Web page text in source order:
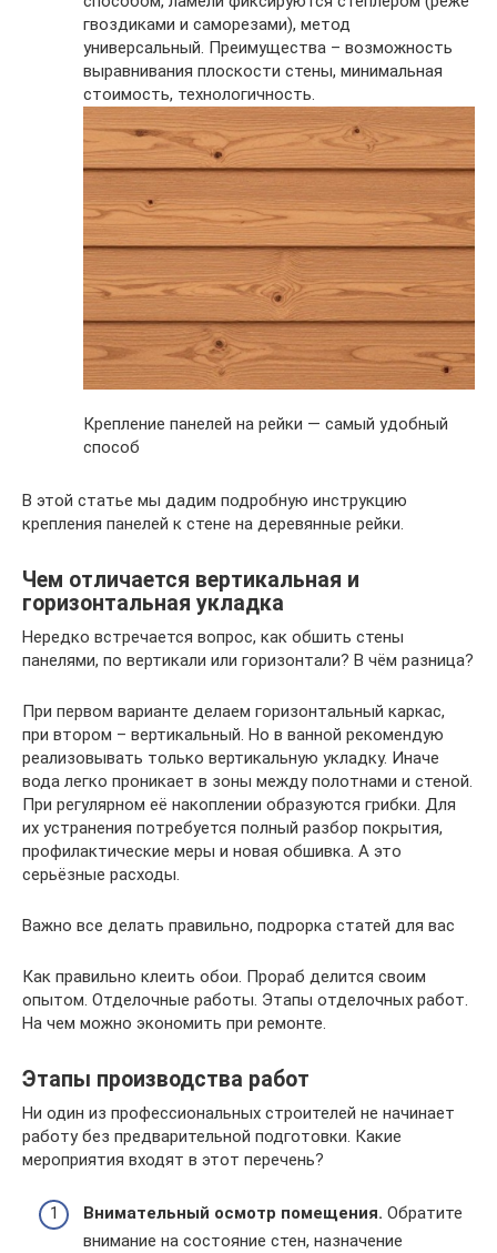
гвоздиками и саморезами), метод
универсальный. Преимущества – возможность
выравнивания плоскости стены, минимальная
стоимость, технологичность.
Крепление панелей на рейки — самый удобный
способ
В этой статье мы дадим подробную инструкцию
крепления панелей к стене на деревянные рейки.
Чем отличается вертикальная и
горизонтальная укладка
Нередко встречается вопрос, как обшить стены
панелями, по вертикали или горизонтали? В чём разница?
При первом варианте делаем горизонтальный каркас,
при втором – вертикальный. Но в ванной рекомендую
реализовывать только вертикальную укладку. Иначе
вода легко проникает в зоны между полотнами и стеной.
При регулярном её накоплении образуются грибки. Для
их устранения потребуется полный разбор покрытия,
профилактические меры и новая обшивка. А это
серьёзные расходы.
Важно все делать правильно, подрорка статей для вас
Как правильно клеить обои. Прораб делится своим
опытом. Отделочные работы. Этапы отделочных работ.
На чем можно экономить при ремонте.
Этапы производства работ
Ни один из профессиональных строителей не начинает
работу без предварительной подготовки. Какие
мероприятия входят в этот перечень?
Внимательный осмотр помещения. Обратите
внимание на состояние стен, назначение